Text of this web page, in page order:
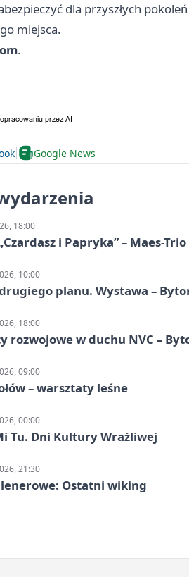
dla przyszłych
miejsca.
.
Google News
18:00
i Papryka” – Maes-Trio
10:00
planu. Wystawa –
18:00
rozwojowe w duchu NVC –
09:00
– warsztaty leśne
00:00
Tu. Dni Kultury Wrażliwej
21:30
Ostatni wiking